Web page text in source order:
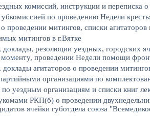
комиссий, инструкции и переписка
по проведению Недели
проведении митингов, списки агитаторов
митингов в г.Вятке
резолюции уездных, городских
проведении Недели помощи
агитаторов о проведении
организациями по
уездным организациям и списки книг
РКП(б) о проведении
ячейки губотдела союза